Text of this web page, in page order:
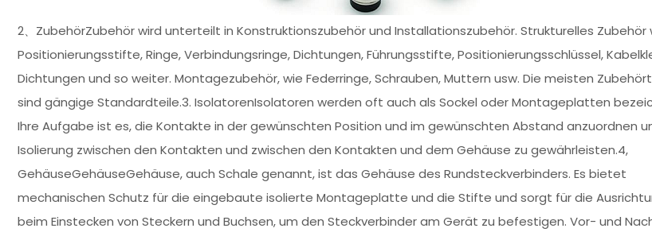
2、ZubehörZubehör wird unterteilt in Konstruktionszubehör und Installationszubehör. Strukturelles Zubehör
Positionierungsstifte, Ringe, Verbindungsringe, Dichtungen, Führungsstifte, Positionierungsschlüssel,
Dichtungen und so weiter. Montagezubehör, wie Federringe, Schrauben, Muttern usw. Die meisten
sind gängige Standardteile.3. IsolatorenIsolatoren werden oft auch als Sockel oder Montageplatten
Ihre Aufgabe ist es, die Kontakte in der gewünschten Position und im gewünschten Abstand anzuordnen
Isolierung zwischen den Kontakten und zwischen den Kontakten und dem Gehäuse zu gewährleisten.4,
GehäuseGehäuseGehäuse, auch Schale genannt, ist das Gehäuse des Rundsteckverbinders. Es bietet
mechanischen Schutz für die eingebaute isolierte Montageplatte und die Stifte und sorgt für die
beim Einstecken von Steckern und Buchsen, um den Steckverbinder am Gerät zu befestigen. Vor- und